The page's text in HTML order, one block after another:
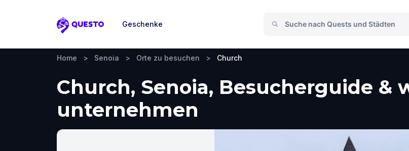
Questo
Geschenke
Home > Senoia > Orte zu besuchen > Church
Church, Senoia, Besucherguide &
unternehmen